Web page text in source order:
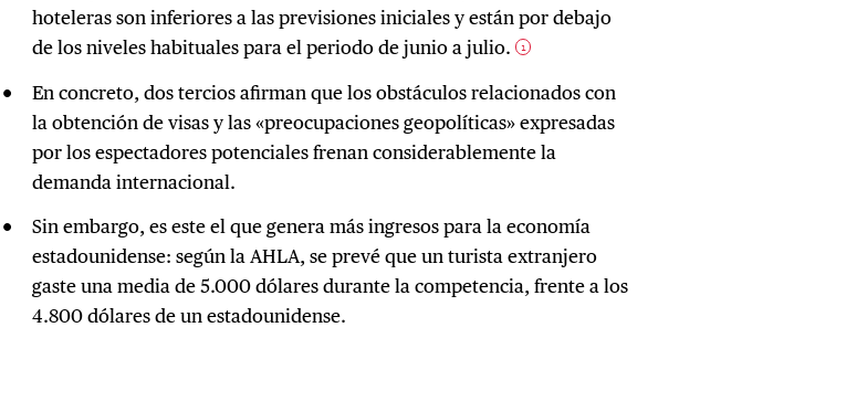
hoteleras son inferiores a las previsiones iniciales y están por debajo
de los niveles habituales para el periodo de junio a julio.
1
En concreto, dos tercios afirman que los obstáculos relacionados con
la obtención de visas y las «preocupaciones geopolíticas» expresadas
por los espectadores potenciales frenan considerablemente la
demanda internacional.
Sin embargo, es este el que genera más ingresos para la economía
estadounidense: según la AHLA, se prevé que un turista extranjero
gaste una media de 5.000 dólares durante la competencia, frente a los
4.800 dólares de un estadounidense.